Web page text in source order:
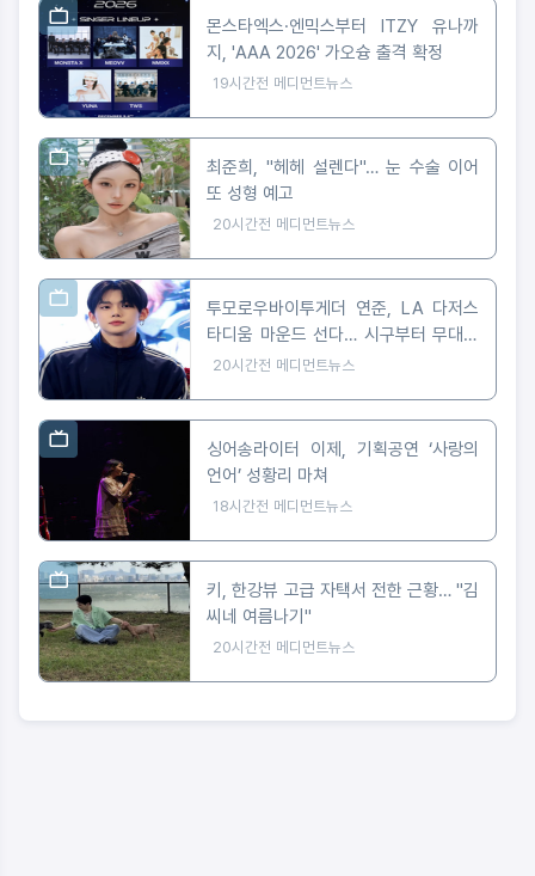
몬스타엑스·엔믹스부터 ITZY 유나까
지, 'AAA 2026' 가오슝 출격 확정
19시간전 메디먼트뉴스
최준희, "헤헤 설렌다"… 눈 수술 이어
또 성형 예고
20시간전 메디먼트뉴스
투모로우바이투게더 연준, LA 다저스
타디움 마운드 선다… 시구부터 무대까
지
20시간전 메디먼트뉴스
싱어송라이터 이제, 기획공연 ‘사랑의
언어’ 성황리 마쳐
18시간전 메디먼트뉴스
키, 한강뷰 고급 자택서 전한 근황… "김
씨네 여름나기"
20시간전 메디먼트뉴스